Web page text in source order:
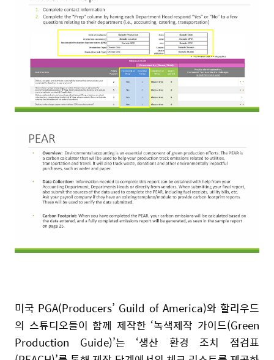
미국 PGA(Producers’ Guild of America)와 할리우드
의 스튜디오들이 함께 제작한 ‘녹색제작 가이드(Green
Production Guide)’는 ‘생산 환경 조치 점검표